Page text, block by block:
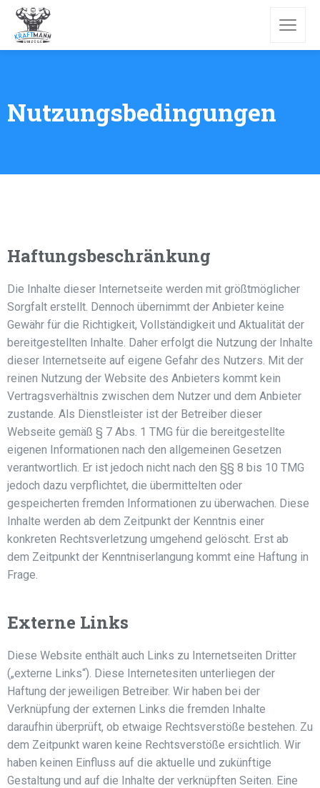
Nutzungsbedingungen
Haftungsbeschränkung
Die Inhalte dieser Internetseite werden mit größtmöglicher
Sorgfalt erstellt. Dennoch übernimmt der Anbieter keine
Gewähr für die Richtigkeit, Vollständigkeit und Aktualität der
bereitgestellten Inhalte. Daher erfolgt die Nutzung der Inhalte
dieser Internetseite auf eigene Gefahr des Nutzers. Mit der
reinen Nutzung der Website des Anbieters kommt kein
Vertragsverhältnis zwischen dem Nutzer und dem Anbieter
zustande. Als Dienstleister ist der Betreiber dieser
Webseite gemäß § 7 Abs. 1 TMG für die bereitgestellte
eigenen Informationen nach den allgemeinen Gesetzen
verantwortlich. Er ist jedoch nicht nach den §§ 8 bis 10 TMG
jedoch dazu verpflichtet, die übermittelten oder
gespeicherten fremden Informationen zu überwachen. Diese
Inhalte werden ab dem Zeitpunkt der Kenntnis einer
konkreten Rechtsverletzung umgehend gelöscht. Erst ab
dem Zeitpunkt der Kenntniserlangung kommt eine Haftung in
Frage.
Externe Links
Diese Website enthält auch Links zu Internetseiten Dritter
(„externe Links“). Diese Internetesiten unterliegen der
Haftung der jeweiligen Betreiber. Wir haben bei der
Verknüpfung der externen Links die fremden Inhalte
daraufhin überprüft, ob etwaige Rechtsverstöße bestehen. Zu
dem Zeitpunkt waren keine Rechtsverstöße ersichtlich. Wir
haben keinen Einfluss auf die aktuelle und zukünftige
Gestaltung und auf die Inhalte der verknüpften Seiten. Eine